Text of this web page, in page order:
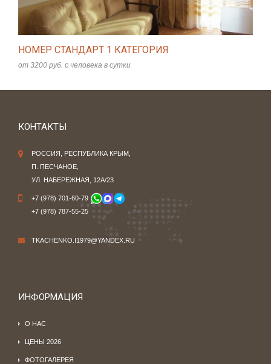
НОМЕР СТАНДАРТ 1 КАТЕГОРИЯ
от 3200 руб. с человека в сутки
КОНТАКТЫ
РОССИЯ, РЕСПУБЛИКА КРЫМ,
П. ПЕСЧАНОЕ,
УЛ. НАБЕРЕЖНАЯ, 12А/23
+7 (978) 701-60-79
+7 (978) 787-55-25
TKACHENKO.I1979@YANDEX.RU
ИНФОРМАЦИЯ
О НАС
ЦЕНЫ 2026
ФОТОГАЛЕРЕЯ